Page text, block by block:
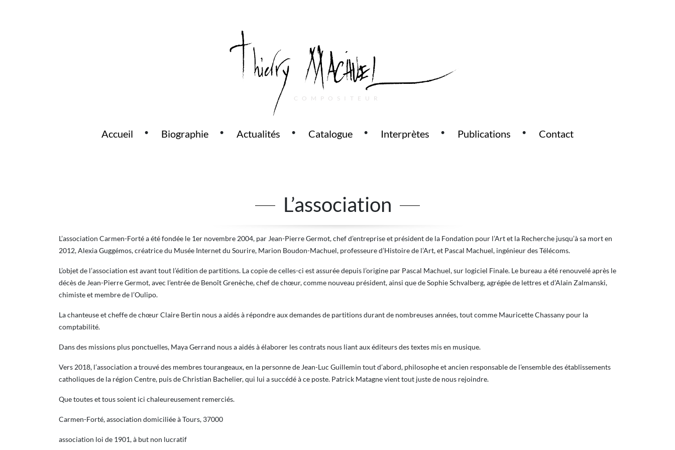
COMPOSITEUR
Main Navigation
Accueil Biographie Actualités Catalogue Interprètes Publications Contact
L’association
L’association Carmen-Forté a été fondée le 1er novembre 2004, par Jean-Pierre Germot, chef d’entreprise et président de la Fondation pour l’Art et la Recherche jusqu’à sa mort en
2012, Alexia Guggémos, créatrice du Musée Internet du Sourire, Marion Boudon-Machuel, professeure d’Histoire de l’Art, et Pascal Machuel, ingénieur des Télécoms.
L’objet de l’association est avant tout l’édition de partitions. La copie de celles-ci est assurée depuis l’origine par Pascal Machuel, sur logiciel Finale. Le bureau a été renouvelé après le
décès de Jean-Pierre Germot, avec l’entrée de Benoît Grenèche, chef de chœur, comme nouveau président, ainsi que de Sophie Schvalberg, agrégée de lettres et d’Alain Zalmanski,
chimiste et membre de l’Oulipo.
La chanteuse et cheffe de chœur Claire Bertin nous a aidés à répondre aux demandes de partitions durant de nombreuses années, tout comme Mauricette Chassany pour la
comptabilité.
Dans des missions plus ponctuelles, Maya Gerrand nous a aidés à élaborer les contrats nous liant aux éditeurs des textes mis en musique.
Vers 2018, l’association a trouvé des membres tourangeaux, en la personne de Jean-Luc Guillemin tout d’abord, philosophe et ancien responsable de l’ensemble des établissements
catholiques de la région Centre, puis de Christian Bachelier, qui lui a succédé à ce poste. Patrick Matagne vient tout juste de nous rejoindre.
Que toutes et tous soient ici chaleureusement remerciés.
Carmen-Forté, association domiciliée à Tours, 37000
association loi de 1901, à but non lucratif